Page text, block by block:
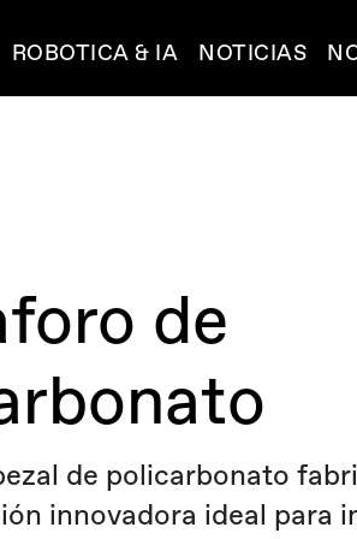
ROBOTICA & IA NOTICIAS
de
de policarbonato
innovadora ideal para